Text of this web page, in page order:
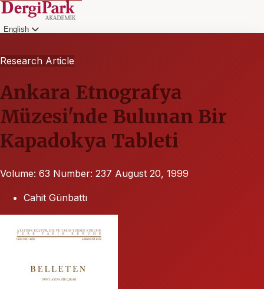
English
Research Article
Ankara Etnografya
Müzesi'nde Bulunan Bir
Kapadokya Tableti
Volume: 63 Number: 237 August 20, 1999
Cahit Günbattı